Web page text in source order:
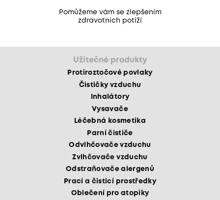
Pomůžeme vám se zlepšením
zdravotních potíží
Užitečné produkty
Protiroztočové povlaky
Čističky vzduchu
Inhalátory
Vysavače
Léčebná kosmetika
Parní čističe
Odvlhčovače vzduchu
Zvlhčovače vzduchu
Odstraňovače alergenů
Prací a čisticí prostředky
Oblečení pro atopiky